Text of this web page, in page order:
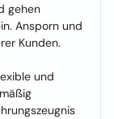
gehen
Ansporn und
Kunden.
und